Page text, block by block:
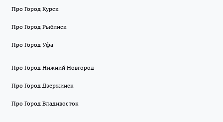
Про Город Курск
Про Город Рыбинск
Про Город Уфа
Про Город Нижний Новгород
Про Город Дзержинск
Про Город Владивосток